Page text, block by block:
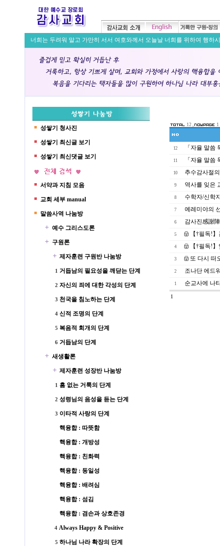
너희는 두려워 말고 가만히 서서 여호와께서 오늘날 너희를 위하여 행하
성쌓기 청사진
성쌓기 최신글 보기
성쌓기 최신댓글 보기
서약과 지침 모음
교회 세부 manual
말씀사역 나눔방
예수 그리스도론
구원론
제자훈련 구원반 나눔방
1 거듭남의 필요성을 깨닫는 단계
2 자신의 죄에 대한 각성의 단계
3 천국을 침노하는 단계
4 신적 조명의 단계
5 복음적 회개의 단계
6 거듭남의 단계
새생활론
제자훈련 성장반 나눔방
1 흠 없는 거룩의 단계
2 성령님의 음성을 듣는 단계
3 이타적 사랑의 단계
핵융합 : 따뜻함
핵융합 : 개방성
핵융합 : 친화력
핵융합 : 동일성
핵융합 : 배려심
핵융합 : 섬김
핵융합 : 겸손과 상호존경
4 Always Happy & Positive
5 하나님 나라 확장의 단계
12 , 1
12 「자율 말씀
11 「자율 말씀
10 추수감사절
9 역사를 잊은
8 수학자/신학
7 예레미야의
6 감사진感謝陣
5 【†필독!
4 【†필독!
3 또 다시 떠
2 조나단 에드
1 순교사에 나
1